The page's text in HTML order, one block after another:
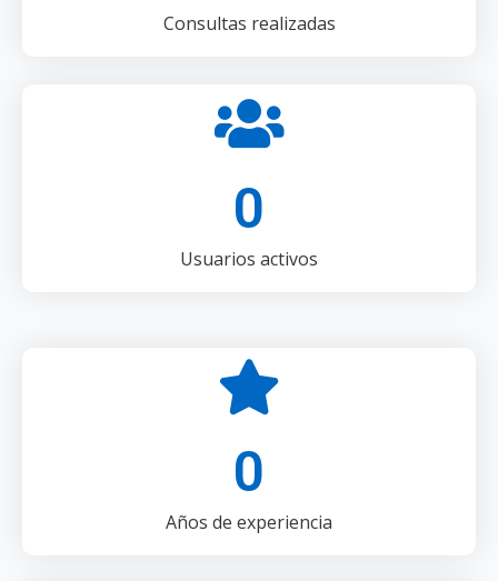
Consultas realizadas
0
Usuarios activos
0
Años de experiencia